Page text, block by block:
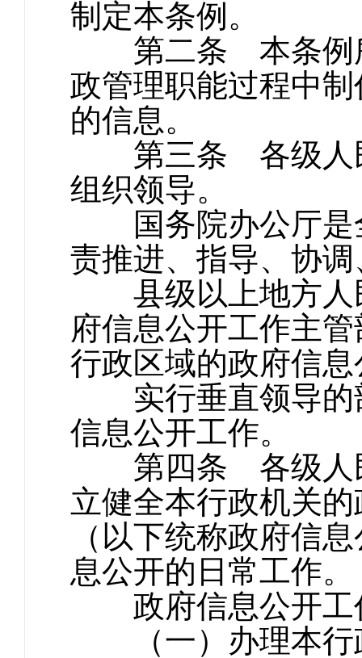
制定本条例。
第二条 本条例所
政管理职能过程中
的信息。
第三条 各级人民
组织领导。
国务院办公厅是
责推进、指导、协
县级以上地方人
府信息公开工作主
行政区域的政府信
实行垂直领导的
信息公开工作。
第四条 各级人民
立健全本行政机关
（以下统称政府信
息公开的日常工作。
政府信息公开工
（一）办理本行